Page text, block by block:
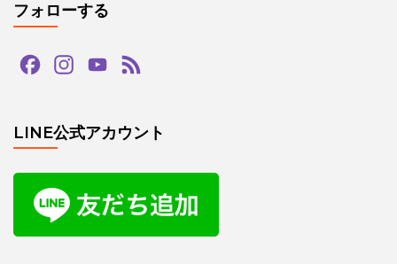
フォローする
FacebookInstagramYouTube
LINE公式アカウント